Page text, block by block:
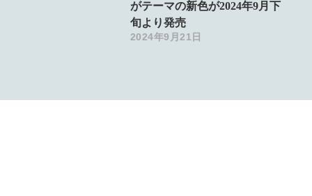
がテーマの新色が2024年9月下
旬より発売
2024年9月21日